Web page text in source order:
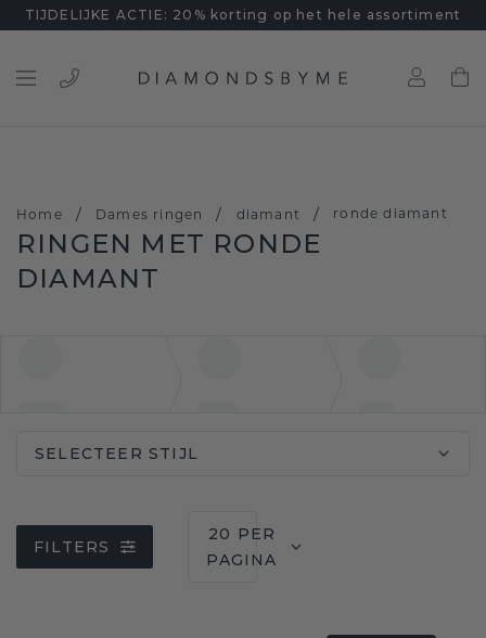
TIJDELIJKE ACTIE: 20% korting op het hele assortiment
Home / Dames ringen / diamant / ronde diamant
RINGEN MET RONDE
DIAMANT
SELECTEER STIJL
FILTERS
20 PER
PAGINA